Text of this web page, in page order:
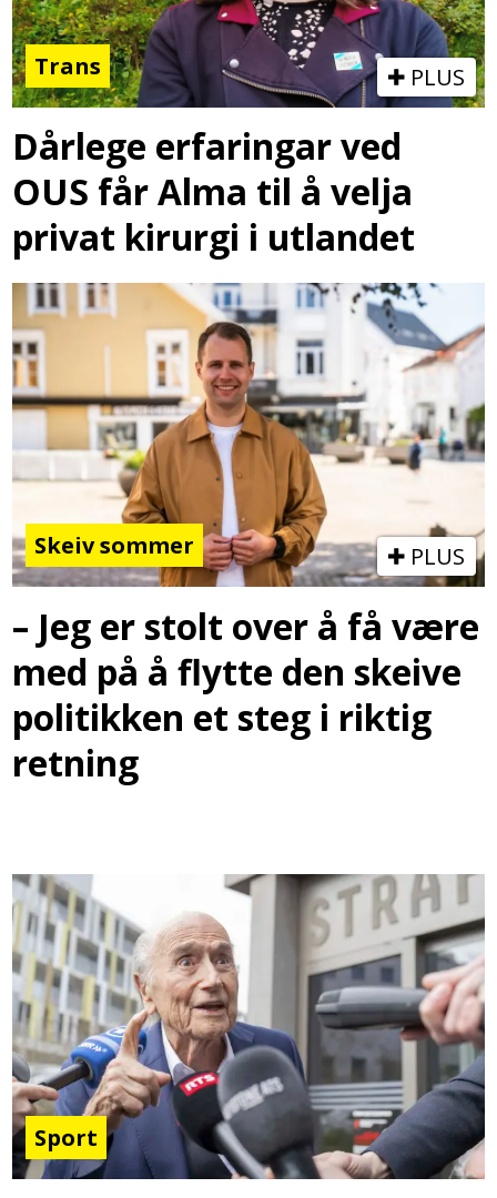
Trans PLUS
Dårlege erfaringar ved
OUS får Alma til å velja
privat kirurgi i utlandet
Skeiv sommer PLUS
– Jeg er stolt over å få være
med på å flytte den skeive
politikken et steg i riktig
retning
Sport